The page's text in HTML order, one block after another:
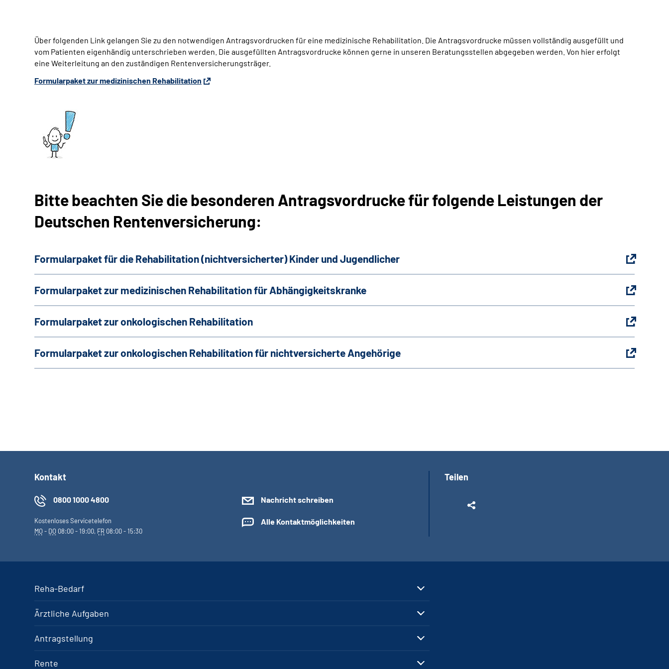
Über folgenden Link gelangen Sie zu den notwendigen Antragsvordrucken für eine medizinische Rehabilitation. Die Antragsvordrucke müssen vollständig ausgefüllt und
vom Patienten eigenhändig unterschrieben werden. Die ausgefüllten Antragsvordrucke können gerne in unseren Beratungsstellen abgegeben werden. Von hier erfolgt
eine Weiterleitung an den zuständigen Rentenversicherungsträger.
Formularpaket zur medizinischen Rehabilitation
Bitte beachten Sie die besonderen Antragsvordrucke für folgende Leistungen der
Deutschen Rentenversicherung:
Formularpaket für die Rehabilitation (nichtversicherter) Kinder und Jugendlicher
Formularpaket zur medizinischen Rehabilitation für Abhängigkeitskranke
Formularpaket zur onkologischen Rehabilitation
Formularpaket zur onkologischen Rehabilitation für nichtversicherte Angehörige
Kontakt
0800 1000 4800
Kostenloses Servicetelefon
MO- DO 08:00 - 19:00, FR 08:00 - 15:30
Nachricht schreiben
Alle Kontaktmöglichkeiten
Teilen
Reha-Bedarf
Ärztliche Aufgaben
Antragstellung
Rente